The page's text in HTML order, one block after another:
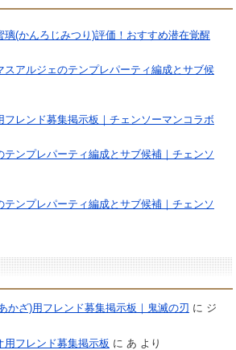
璃(かんろじみつり)評価！おすすめ潜在覚醒
スアルジェのテンプレパーティ編成とサブ候
フレンド募集掲示板｜チェンソーマンコラボ
テンプレパーティ編成とサブ候補｜チェンソ
テンプレパーティ編成とサブ候補｜チェンソ
かざ)用フレンド募集掲示板｜鬼滅の刃 に ジ
用フレンド募集掲示板 に あ より